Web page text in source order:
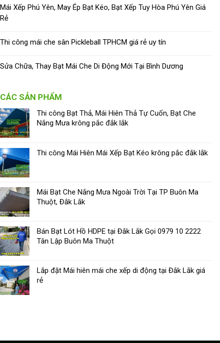
Mái Xếp Phú Yên, May Ép Bạt Kéo, Bạt Xếp Tuy Hòa Phú Yên Giá
Rẻ
Thi công mái che sân Pickleball TPHCM giá rẻ uy tín
Sửa Chữa, Thay Bạt Mái Che Di Động Mới Tại Bình Dương
CÁC SẢN PHẨM
Thi công Bạt Thả, Mái Hiên Thả Tự Cuốn, Bạt Che
Nắng Mưa krông pắc đắk lắk
Thi công Mái Hiên Mái Xếp Bạt Kéo krông pắc đắk lắk
Mái Bạt Che Nắng Mưa Ngoài Trời Tại TP Buôn Ma
Thuột, Đắk Lắk
Bán Bạt Lót Hồ HDPE tại Đắk Lắk Gọi 0979 10 2222
Tân Lập Buôn Ma Thuột
Lắp đặt Mái hiên mái che xếp di động tại Đắk Lắk giá
rẻ